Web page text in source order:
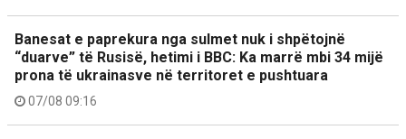
Banesat e paprekura nga sulmet nuk i shpëtojnë
“duarve” të Rusisë, hetimi i BBC: Ka marrë mbi 34 mijë
prona të ukrainasve në territoret e pushtuara
07/08 09:16